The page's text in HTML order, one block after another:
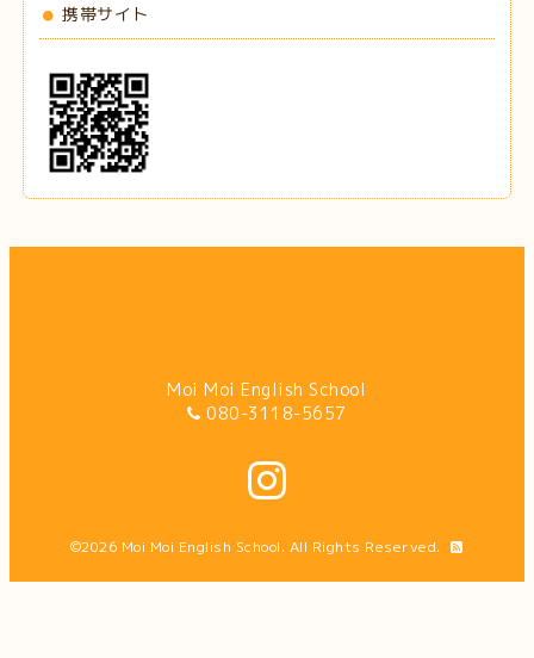
携帯サイト
Moi Moi English School
080-3118-5657
©2026 Moi Moi English School. All Rights Reserved.